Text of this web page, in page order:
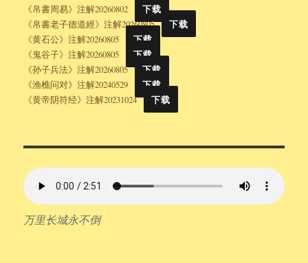
《帛書周易》注解20260802
下载
《帛書老子德道經》注解20260805
下载
《黄石公》注解20260805
下载
《鬼谷子》注解20260805
下载
《孙子兵法》注解20260805
下载
《渔樵问对》注解20240529
下载
《黄帝阴符经》注解20231024
下载
万里长城永不倒